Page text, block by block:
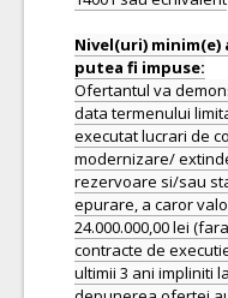
Nivel(uri)
Ofertantul va
data termenului
executat lucrari de
modernizare/
rezervoare si/sau
epurare, a caror
24.000.000,00 lei
contracte de
ultimii 3 ani impliniti